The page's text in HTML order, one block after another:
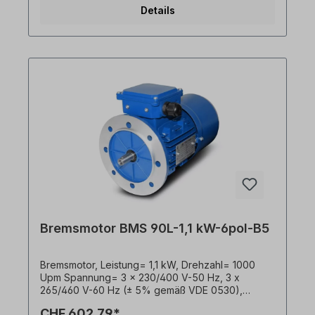
Gehäuse= Aluminiumdruckguss, Isolationsklasse=
C&U oder gleichwertig, Kühlung= Axiallüfter
30:2008. Die Federdruckbremse bremst den
Elektromotor im stromlosen Zustand. Im Umrichter-
Betrieb ist die Bremse bzw. der Bremsgleichrichter
extern anzusteuern. Zum mechanischen Entriegeln
ist ein Handlüfterhebel optional lieferbar. Der
Bremsmotor ist für beide Drehrichtungen
geeignet. Alle Produktfotos sind unverbindliche
Beispiele!Technische Änderungen vorbehalten.
Details
Bremsmotor BMS 90L-1,1 kW-6pol-B5
Bremsmotor, Leistung= 1,1 kW, Drehzahl= 1000
Upm Spannung= 3 x 230/400 V-50 Hz, 3 x
265/460 V-60 Hz (± 5% gemäß VDE 0530),